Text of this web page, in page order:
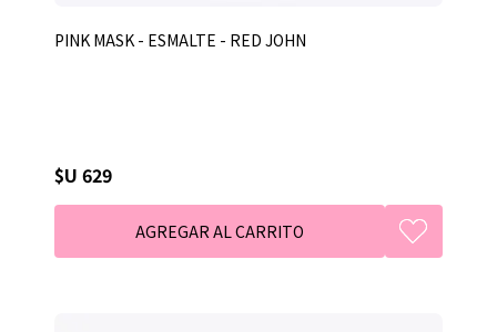
PINK MASK - ESMALTE - RED JOHN
$U 629